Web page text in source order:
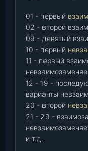
01 - первый
02 - второй
09 - девятый
10 - первый
11 - первый
12 - 19 -
варианты
20 - второй
21 - 29 -
и т.д.